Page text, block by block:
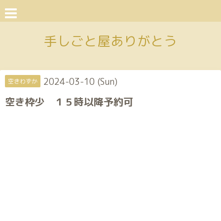
手しごと屋ありがとう
空きわずか 2024-03-10 (Sun)
空き枠少 １５時以降予約可